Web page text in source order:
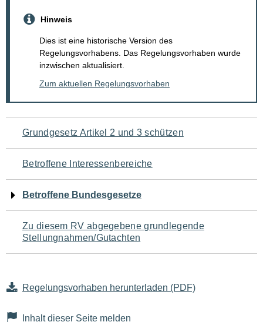
Hinweis
Dies ist eine historische Version des
Regelungsvorhabens. Das Regelungsvorhaben wurde
inzwischen aktualisiert.
Zum aktuellen Regelungsvorhaben
Navigation
für
den
Seiteninhalt
Grundgesetz Artikel 2 und 3 schützen
Betroffene Interessenbereiche
Betroffene Bundesgesetze
Zu diesem RV abgegebene grundlegende
Stellungnahmen/Gutachten
Regelungsvorhaben herunterladen (PDF)
Inhalt dieser Seite melden